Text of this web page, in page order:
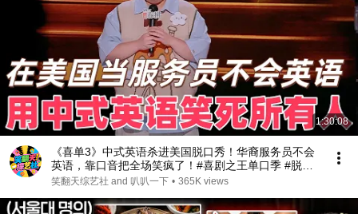
1:30:08
《喜单3》中式英语杀进美国脱口秀！华裔服务员不会
英语，靠口音把全场笑疯了！#喜剧之王单口季 #脱口
秀 #搞笑 #喜剧 #funny #综艺
笑翻天综艺社 and 叭叭一下 • 365K views